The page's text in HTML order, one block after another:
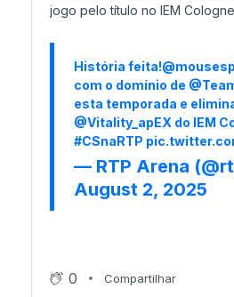
26/07 11:28
26/07 07:17
Stage 2 arranca hoje
25/07 19:47
Astralis vence paiN no limite
25/07 16:40
jogo pelo título no IEM
História feita!
com o domínio de
esta temporada e
@Vitality_apEX do IEM
#CSnaRTP
— RTP Arena
August 2, 2025
0 Compartilhar